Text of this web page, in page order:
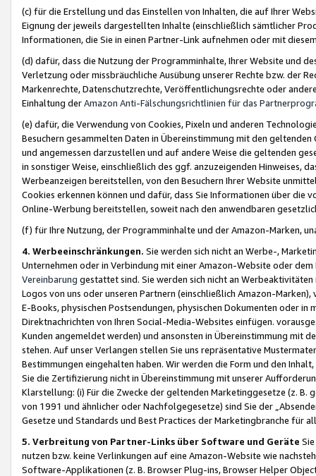
(c) für die Erstellung und das Einstellen von Inhalten, die auf Ihrer
Eignung der jeweils dargestellten Inhalte (einschließlich sämtlicher
Informationen, die Sie in einen Partner-Link aufnehmen oder mit
(d) dafür, dass die Nutzung der Programminhalte, Ihrer Website und
Verletzung oder missbräuchliche Ausübung unserer Rechte bzw. der
Markenrechte, Datenschutzrechte, Veröffentlichungsrechte oder
Einhaltung derAmazon Anti-Fälschungsrichtlinien für das
(e) dafür, die Verwendung von Cookies, Pixeln und anderen
Besuchern gesammelten Daten in Übereinstimmung mit den
und angemessen darzustellen und auf andere Weise die geltenden
in sonstiger Weise, einschließlich des ggf. anzuzeigenden Hinweises,
Werbeanzeigen bereitstellen, von den Besuchern Ihrer Website
Cookies erkennen können und dafür, dass Sie Informationen über die
Online-Werbung bereitstellen, soweit nach den anwendbaren
(f) für Ihre Nutzung, der Programminhalte und der Amazon-Marken,
4. Werbeeinschränkungen. Sie werden sich nicht an Werbe-,
Unternehmen oder in Verbindung mit einer Amazon-Website oder
Vereinbarung gestattet sind. Sie werden sich nicht an
Logos von uns oder unseren Partnern (einschließlich Amazon-
E-Books, physischen Postsendungen, physischen Dokumenten oder in
Direktnachrichten von Ihren Social-Media-Websites einfügen.
Kunden angemeldet werden) und ansonsten in Übereinstimmung mit
stehen. Auf unser Verlangen stellen Sie uns repräsentative
Bestimmungen eingehalten haben. Wir werden die Form und den
Sie die Zertifizierung nicht in Übereinstimmung mit unserer
Klarstellung: (i) Für die Zwecke der geltenden Marketinggesetze (z. B.
von 1991 und ähnlicher oder Nachfolgegesetze) sind Sie der
Gesetze und Standards und Best Practices der Marketingbranche für
5. Verbreitung von Partner-Links über Software und Geräte
nutzen bzw. keine Verlinkungen auf eine Amazon-Website wie
Software-Applikationen (z. B. Browser Plug-ins, Browser Helper